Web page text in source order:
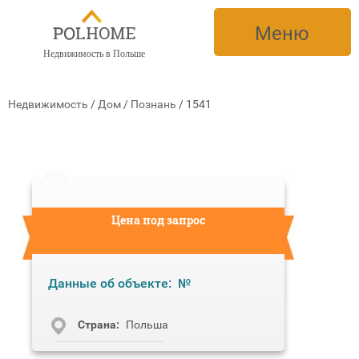
Недвижимость в Польше
Меню
Недвижимость / Дом / Познань / 1541
Цена под запрос
Данные об объекте: №
Cтрана: Польша